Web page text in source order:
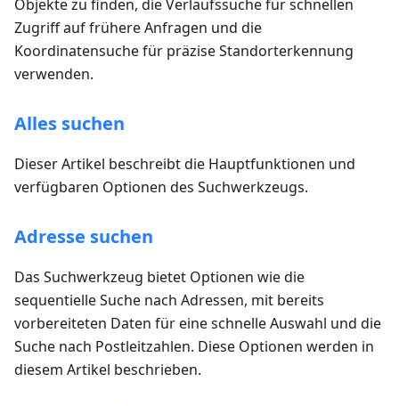
Objekte zu finden, die Verlaufssuche für schnellen
Zugriff auf frühere Anfragen und die
Koordinatensuche für präzise Standorterkennung
verwenden.
Alles suchen
Dieser Artikel beschreibt die Hauptfunktionen und
verfügbaren Optionen des Suchwerkzeugs.
Adresse suchen
Das Suchwerkzeug bietet Optionen wie die
sequentielle Suche nach Adressen, mit bereits
vorbereiteten Daten für eine schnelle Auswahl und die
Suche nach Postleitzahlen. Diese Optionen werden in
diesem Artikel beschrieben.